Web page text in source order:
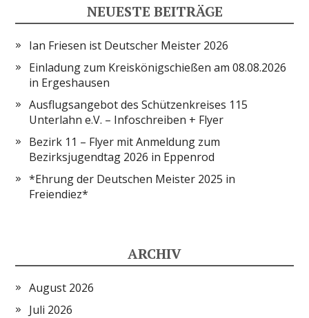
NEUESTE BEITRÄGE
Ian Friesen ist Deutscher Meister 2026
Einladung zum Kreiskönigschießen am 08.08.2026
in Ergeshausen
Ausflugsangebot des Schützenkreises 115
Unterlahn e.V. – Infoschreiben + Flyer
Bezirk 11 – Flyer mit Anmeldung zum
Bezirksjugendtag 2026 in Eppenrod
*Ehrung der Deutschen Meister 2025 in
Freiendiez*
ARCHIV
August 2026
Juli 2026